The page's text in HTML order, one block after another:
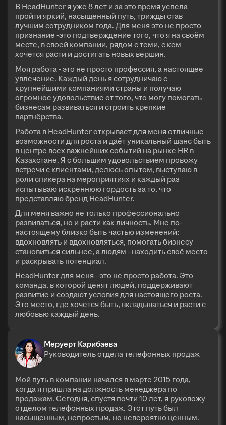
В HeadHunter я уже 8 лет и за это время успела
пройти яркий, насыщенный путь, трижды став
лучшим сотрудником года. Для меня это не просто
признание -это подтверждение того, что я на своём
месте, в своей компании, рядом с теми, с кем
хочется расти и достигать новых вершин.
Моя работа - это не просто профессия, а настоящее
увлечение. Каждый день я сотрудничаю с
крупнейшими компаниями страны и получаю
огромное удовольствие от того, что могу помогать
бизнесам развиваться и строить крепкие
партнёрства.
Работа в HeadHunter открывает для меня отличные
возможности для роста и даёт уникальный шанс быть
в центре всех важнейших событий на рынке HR в
Казахстане. Я с большим удовольствием провожу
встречи с клиентами, делюсь опытом, выступаю в
роли спикера на мероприятиях и каждый раз
испытываю искреннюю гордость за то, что
представляю бренд HeadHunter.
Для меня важно не только профессионально
развиваться, но и расти как личность. Мне по-
настоящему близко быть частью изменений:
вдохновлять и вдохновляться, помогать бизнесу
становиться сильнее, а людям - находить своё место
и раскрывать потенциал.
HeadHunter для меня - это не просто работа. Это
команда, в которой ценят людей, поддерживают
развитие и создают условия для настоящего роста.
Это место, где хочется быть, вкладываться и расти с
любовью каждый день.
Меруерт Карибаева
Руководитель отдела телефонных продаж
Мой путь в компании начался в марте 2015 года,
когда я пришла на должность менеджера по
продажам. Сегодня, спустя почти 10 лет, я руковожу
отделом телефонных продаж. Этот путь был
насыщенным, непростым, но невероятно ценным.